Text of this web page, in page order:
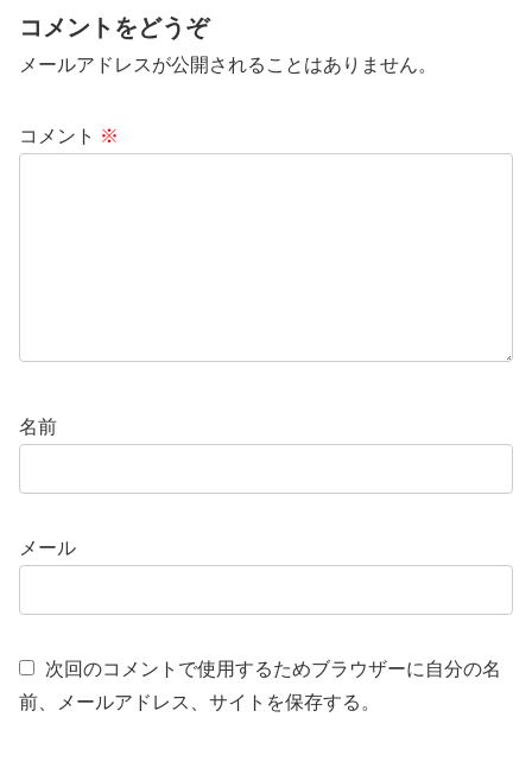
コメントをどうぞ
メールアドレスが公開されることはありません。
コメント ※
名前
メール
次回のコメントで使用するためブラウザーに自分の名
前、メールアドレス、サイトを保存する。